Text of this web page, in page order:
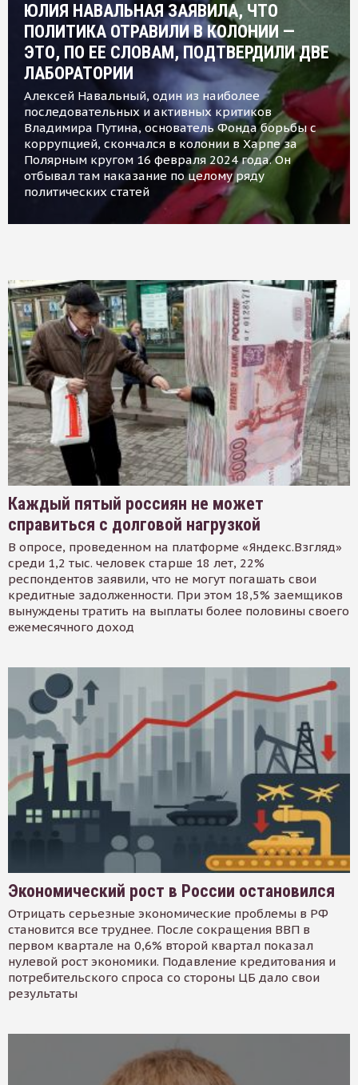
ЮЛИЯ НАВАЛЬНАЯ ЗАЯВИЛА, ЧТО
ПОЛИТИКА ОТРАВИЛИ В КОЛОНИИ —
ЭТО, ПО ЕЕ СЛОВАМ, ПОДТВЕРДИЛИ ДВЕ
ЛАБОРАТОРИИ
Алексей Навальный, один из наиболее
последовательных и активных критиков
Владимира Путина, основатель Фонда борьбы с
коррупцией, скончался в колонии в Харпе за
Полярным кругом 16 февраля 2024 года. Он
отбывал там наказание по целому ряду
политических статей
Каждый пятый россиян не может
справиться с долговой нагрузкой
В опросе, проведенном на платформе «Яндекс.Взгляд»
среди 1,2 тыс. человек старше 18 лет, 22%
респондентов заявили, что не могут погашать свои
кредитные задолженности. При этом 18,5% заемщиков
вынуждены тратить на выплаты более половины своего
ежемесячного доход
Экономический рост в России остановился
Отрицать серьезные экономические проблемы в РФ
становится все труднее. После сокращения ВВП в
первом квартале на 0,6% второй квартал показал
нулевой рост экономики. Подавление кредитования и
потребительского спроса со стороны ЦБ дало свои
результаты